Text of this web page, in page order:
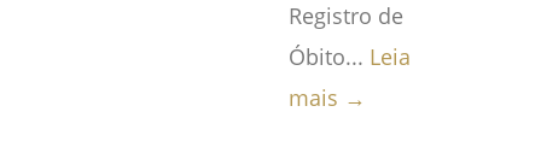
Registro de
Óbito... Leia
mais →